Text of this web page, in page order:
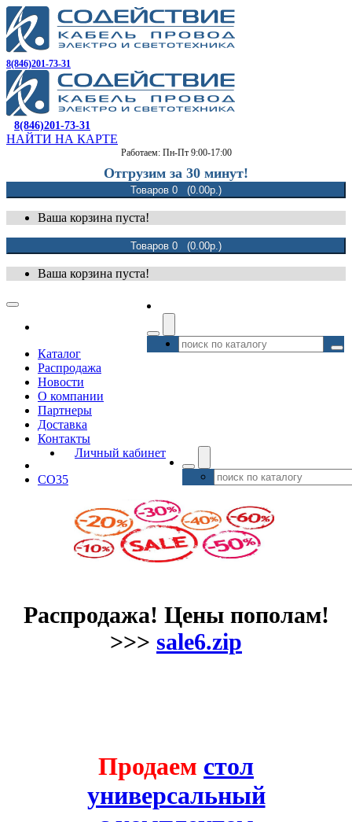
8(846)201-73-31
8(846)201-73-31
НАЙТИ НА КАРТЕ
Работаем: Пн-Пт 9:00-17:00
Отгрузим за 30 минут!
Товаров 0 (0.00р.)
Ваша корзина пуста!
Товаров 0 (0.00р.)
Ваша корзина пуста!
Каталог
Распродажа
Новости
О компании
Партнеры
Доставка
Контакты
Личный кабинет
CO35
Распродажа! Цены пополам!
>>> sale6.zip
Продаем стол
универсальный